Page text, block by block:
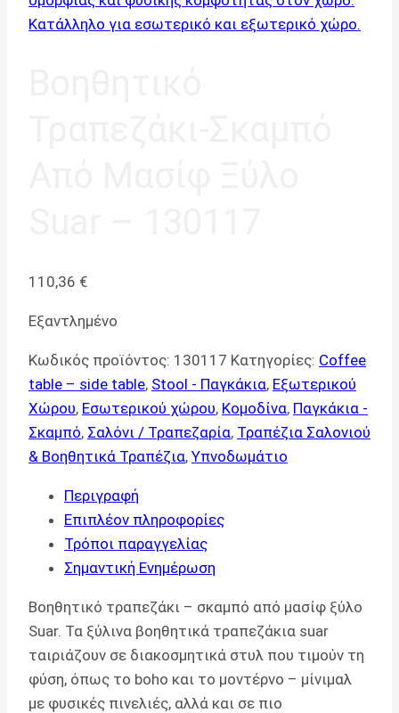
110,36 €
Εξαντλημένο
Κωδικός προϊόντος: 130117 Κατηγορίες: Coffee
table – side table, Stool - Παγκάκια, Εξωτερικού
Χώρου, Εσωτερικού χώρου, Κομοδίνα, Παγκάκια -
Σκαμπό, Σαλόνι / Τραπεζαρία, Τραπέζια Σαλονιού
& Βοηθητικά Τραπέζια, Υπνοδωμάτιο
Περιγραφή
Επιπλέον πληροφορίες
Τρόποι παραγγελίας
Σημαντική Ενημέρωση
Βοηθητικό τραπεζάκι – σκαμπό από μασίφ ξύλο
Suar. Τα ξύλινα βοηθητικά τραπεζάκια suar
ταιριάζουν σε διακοσμητικά στυλ που τιμούν τη
φύση, όπως το boho και το μοντέρνο – μίνιμαλ
με φυσικές πινελιές, αλλά και σε πιο